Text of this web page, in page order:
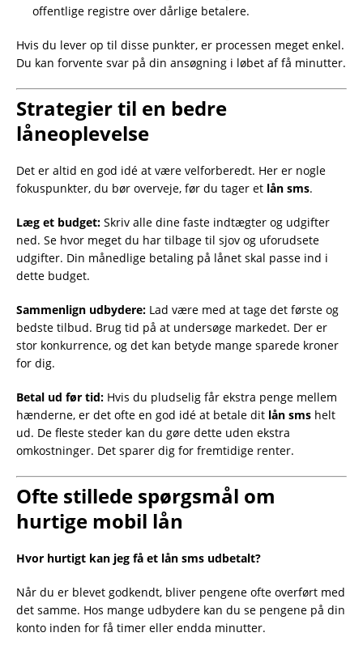
offentlige registre over dårlige betalere.
Hvis du lever op til disse punkter, er processen meget enkel.
Du kan forvente svar på din ansøgning i løbet af få minutter.
Strategier til en bedre
låneoplevelse
Det er altid en god idé at være velforberedt. Her er nogle
fokuspunkter, du bør overveje, før du tager et lån sms.
Læg et budget: Skriv alle dine faste indtægter og udgifter
ned. Se hvor meget du har tilbage til sjov og uforudsete
udgifter. Din månedlige betaling på lånet skal passe ind i
dette budget.
Sammenlign udbydere: Lad være med at tage det første og
bedste tilbud. Brug tid på at undersøge markedet. Der er
stor konkurrence, og det kan betyde mange sparede kroner
for dig.
Betal ud før tid: Hvis du pludselig får ekstra penge mellem
hænderne, er det ofte en god idé at betale dit lån sms helt
ud. De fleste steder kan du gøre dette uden ekstra
omkostninger. Det sparer dig for fremtidige renter.
Ofte stillede spørgsmål om
hurtige mobil lån
Hvor hurtigt kan jeg få et lån sms udbetalt?
Når du er blevet godkendt, bliver pengene ofte overført med
det samme. Hos mange udbydere kan du se pengene på din
konto inden for få timer eller endda minutter.